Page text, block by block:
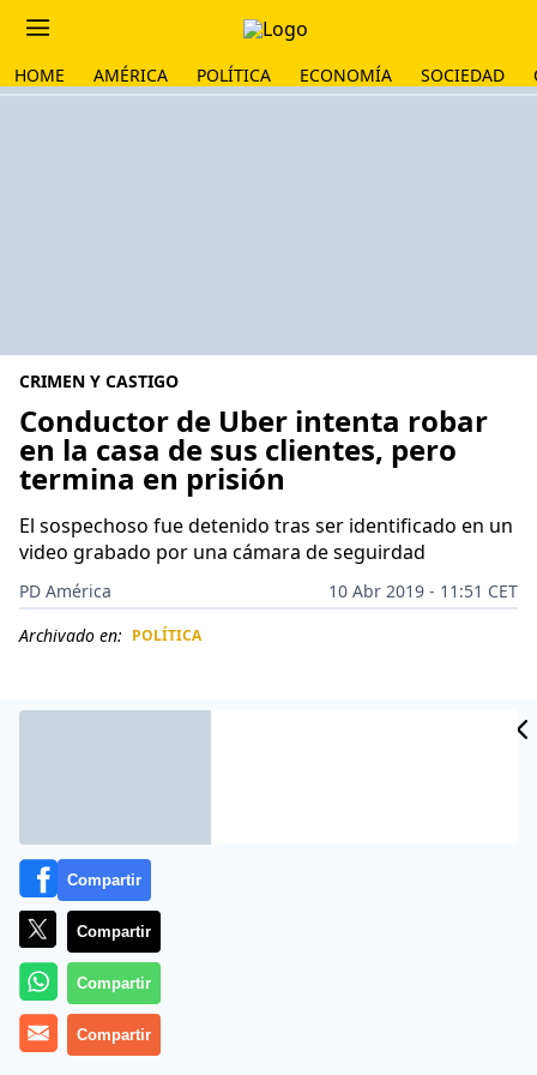
HOME AMÉRICA POLÍTICA ECONOMÍA SOCIEDAD
CRIMEN Y CASTIGO
Conductor de Uber intenta robar
en la casa de sus clientes, pero
termina en prisión
El sospechoso fue detenido tras ser identificado en un
video grabado por una cámara de seguirdad
PD América
10 Abr 2019 - 11:51 CET
Archivado en: POLÍTICA
Conductor deUber
Policía de San Mateo, California (EEUU)
Compartir
Compartir
Compartir
Compartir